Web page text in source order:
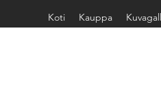
Koti Kauppa